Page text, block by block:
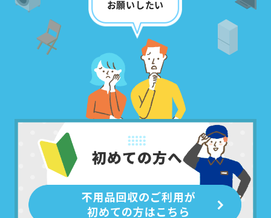
お願いしたい